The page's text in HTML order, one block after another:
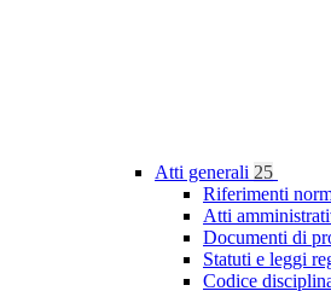
Atti generali 25
Riferimenti
Atti
Documenti di
Statuti e leggi
Codice